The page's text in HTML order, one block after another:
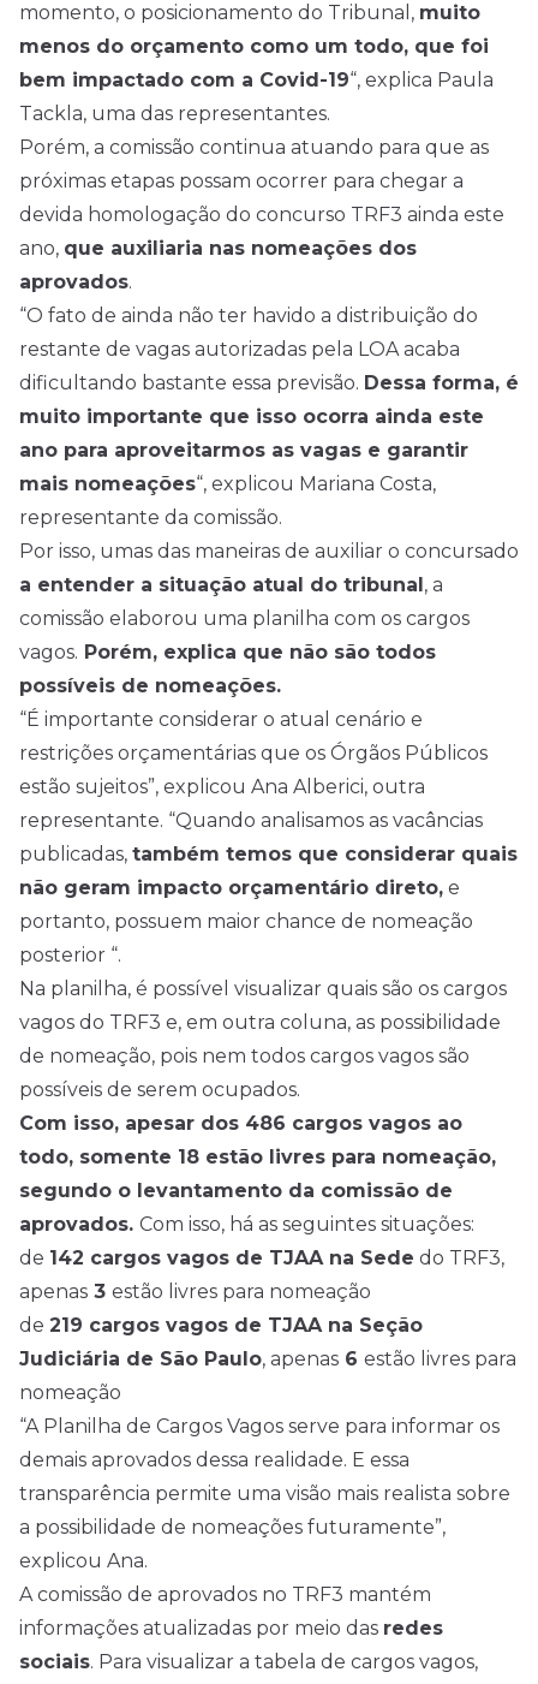
momento, o posicionamento do Tribunal, muito
menos do orçamento como um todo, que foi
bem impactado com a Covid-19“, explica Paula
Tackla, uma das representantes.
Porém, a comissão continua atuando para que as
próximas etapas possam ocorrer para chegar a
devida homologação do concurso TRF3 ainda este
ano, que auxiliaria nas nomeações dos
aprovados.
“O fato de ainda não ter havido a distribuição do
restante de vagas autorizadas pela LOA acaba
dificultando bastante essa previsão. Dessa forma, é
muito importante que isso ocorra ainda este
ano para aproveitarmos as vagas e garantir
mais nomeações“, explicou Mariana Costa,
representante da comissão.
Por isso, umas das maneiras de auxiliar o concursado
a entender a situação atual do tribunal, a
comissão elaborou uma planilha com os cargos
vagos. Porém, explica que não são todos
possíveis de nomeações.
“É importante considerar o atual cenário e
restrições orçamentárias que os Órgãos Públicos
estão sujeitos”, explicou Ana Alberici, outra
representante. “Quando analisamos as vacâncias
publicadas, também temos que considerar quais
não geram impacto orçamentário direto, e
portanto, possuem maior chance de nomeação
posterior “.
Na planilha, é possível visualizar quais são os cargos
vagos do TRF3 e, em outra coluna, as possibilidade
de nomeação, pois nem todos cargos vagos são
possíveis de serem ocupados.
Com isso, apesar dos 486 cargos vagos ao
todo, somente 18 estão livres para nomeação,
segundo o levantamento da comissão de
aprovados. Com isso, há as seguintes situações:
de 142 cargos vagos de TJAA na Sede do TRF3,
apenas 3 estão livres para nomeação
de 219 cargos vagos de TJAA na Seção
Judiciária de São Paulo, apenas 6 estão livres para
nomeação
“A Planilha de Cargos Vagos serve para informar os
demais aprovados dessa realidade. E essa
transparência permite uma visão mais realista sobre
a possibilidade de nomeações futuramente”,
explicou Ana.
A comissão de aprovados no TRF3 mantém
informações atualizadas por meio das redes
sociais. Para visualizar a tabela de cargos vagos,